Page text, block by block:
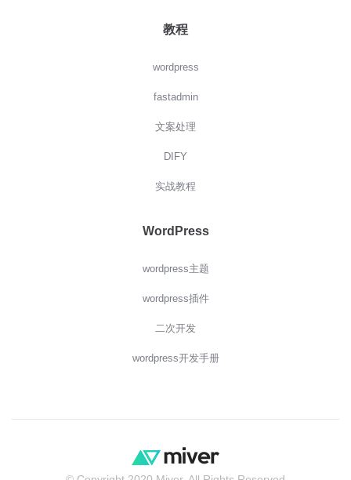
教程
wordpress
fastadmin
文案处理
DIFY
实战教程
WordPress
wordpress主题
wordpress插件
二次开发
wordpress开发手册